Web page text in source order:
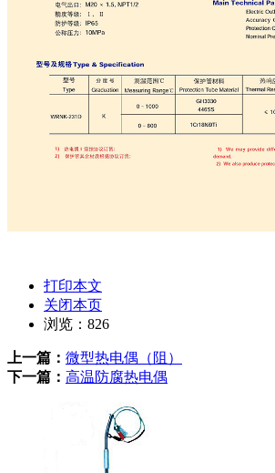
打印本文
关闭本页
浏览： 826
上一篇： 微型热电偶（阻）
下一篇： 高温防腐热电偶